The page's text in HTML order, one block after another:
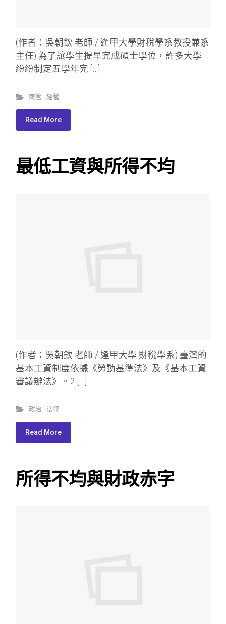
(作者：吳朝欽 老師 / 逢甲大學財稅學系教授兼系
主任) 為了讓學生提早完成碩士學位，許多大學
紛紛制定五學年完 […]
商管│經營
Read More
最低工資與所得不均
(作者：吳朝欽 老師 / 逢甲大學 財稅學系) 臺灣的
基本工資制度依據《勞動基準法》及《基本工資
審議辦法》。2 […]
政治│法律
Read More
所得不均與財政赤字